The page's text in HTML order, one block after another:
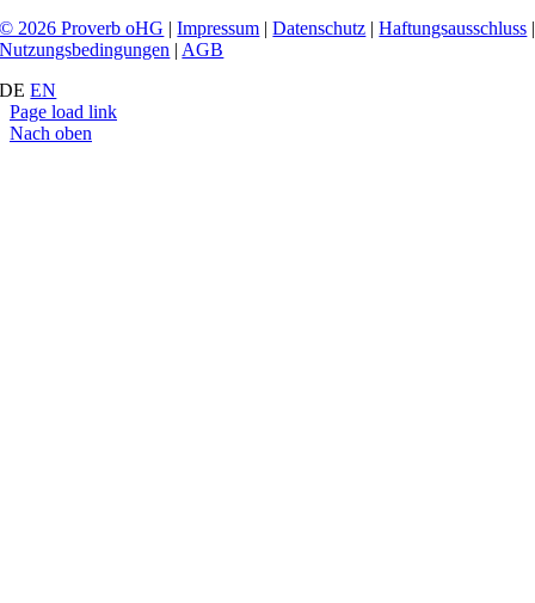
© 2026 Proverb oHG |Impressum |Datenschutz |Haftungsausschluss |
Nutzungsbedingungen | AGB
DE EN
Page load link
Nach oben